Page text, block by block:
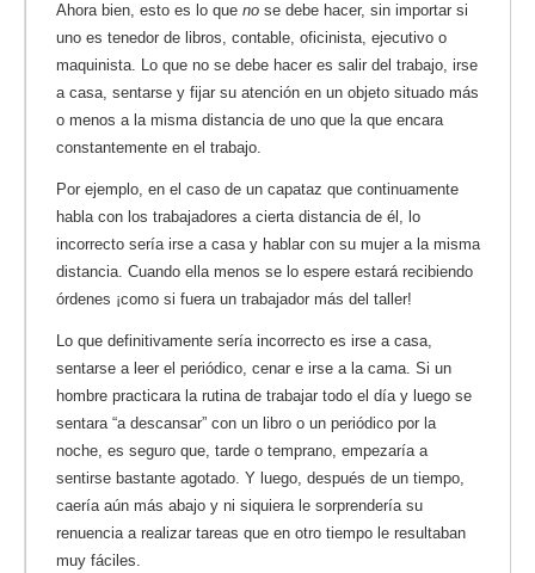
Ahora bien, esto es lo que no se debe hacer, sin importar si
uno es tenedor de libros, contable, oficinista, ejecutivo o
maquinista. Lo que no se debe hacer es salir del trabajo, irse
a casa, sentarse y fijar su atención en un objeto situado más
o menos a la misma distancia de uno que la que encara
constantemente en el trabajo.
Por ejemplo, en el caso de un capataz que continuamente
habla con los trabajadores a cierta distancia de él, lo
incorrecto sería irse a casa y hablar con su mujer a la misma
distancia. Cuando ella menos se lo espere estará recibiendo
órdenes ¡como si fuera un trabajador más del taller!
Lo que definitivamente sería incorrecto es irse a casa,
sentarse a leer el periódico, cenar e irse a la cama. Si un
hombre practicara la rutina de trabajar todo el día y luego se
sentara “a descansar” con un libro o un periódico por la
noche, es seguro que, tarde o temprano, empezaría a
sentirse bastante agotado. Y luego, después de un tiempo,
caería aún más abajo y ni siquiera le sorprendería su
renuencia a realizar tareas que en otro tiempo le resultaban
muy fáciles.